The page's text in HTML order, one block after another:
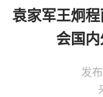
侨务工作 区
袁家军王炯
会国
发